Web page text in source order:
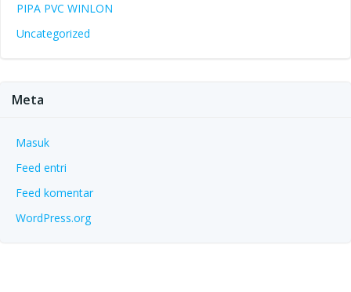
PIPA PVC WINLON
Uncategorized
Meta
Masuk
Feed entri
Feed komentar
WordPress.org